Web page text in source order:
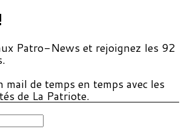
Patro-News et rejoignez les 92
mail de temps en temps avec les
de La Patriote.